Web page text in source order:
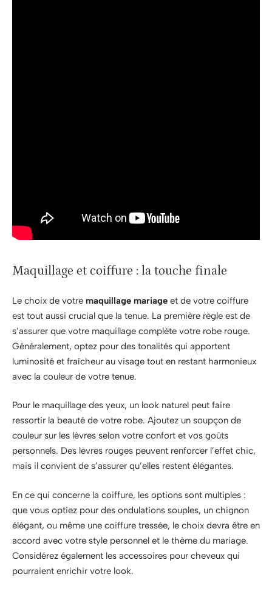
Maquillage et coiffure : la touche finale
Le choix de votre maquillage mariage et de votre coiffure
est tout aussi crucial que la tenue. La première règle est de
s’assurer que votre maquillage complète votre robe rouge.
Généralement, optez pour des tonalités qui apportent
luminosité et fraîcheur au visage tout en restant harmonieux
avec la couleur de votre tenue.
Pour le maquillage des yeux, un look naturel peut faire
ressortir la beauté de votre robe. Ajoutez un soupçon de
couleur sur les lèvres selon votre confort et vos goûts
personnels. Des lèvres rouges peuvent renforcer l’effet chic,
mais il convient de s’assurer qu’elles restent élégantes.
En ce qui concerne la coiffure, les options sont multiples :
que vous optiez pour des ondulations souples, un chignon
élégant, ou même une coiffure tressée, le choix devra être en
accord avec votre style personnel et le thème du mariage.
Considérez également les accessoires pour cheveux qui
pourraient enrichir votre look.